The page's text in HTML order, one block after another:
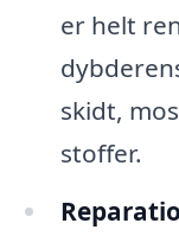
er helt
skidt,
stoffer.